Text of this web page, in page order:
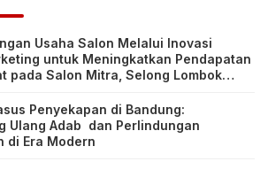
Usaha Salon Melalui Inovasi
untuk Meningkatkan Pendapatan
pada Salon Mitra, Selong Lombok
Penyekapan di Bandung:
Ulang Adab dan Perlindungan
di Era Modern